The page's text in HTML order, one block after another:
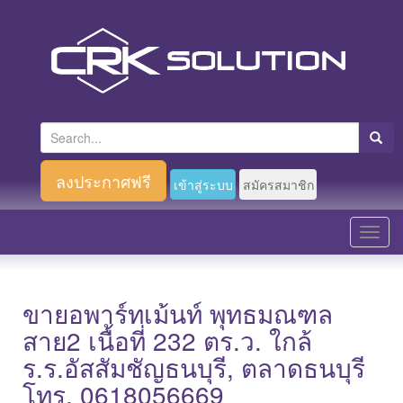
e
r
r
:
ลงประกาศฟรี เข้าสู่ระบบ สมัครสมาชิก
T
o
ขายอพาร์ทเม้นท์ พุทธมณฑล
สาย2 เนื้อที่ 232 ตร.ว. ใกล้
ร.ร.อัสสัมชัญธนบุรี, ตลาดธนบุรี
โทร. 0618056669